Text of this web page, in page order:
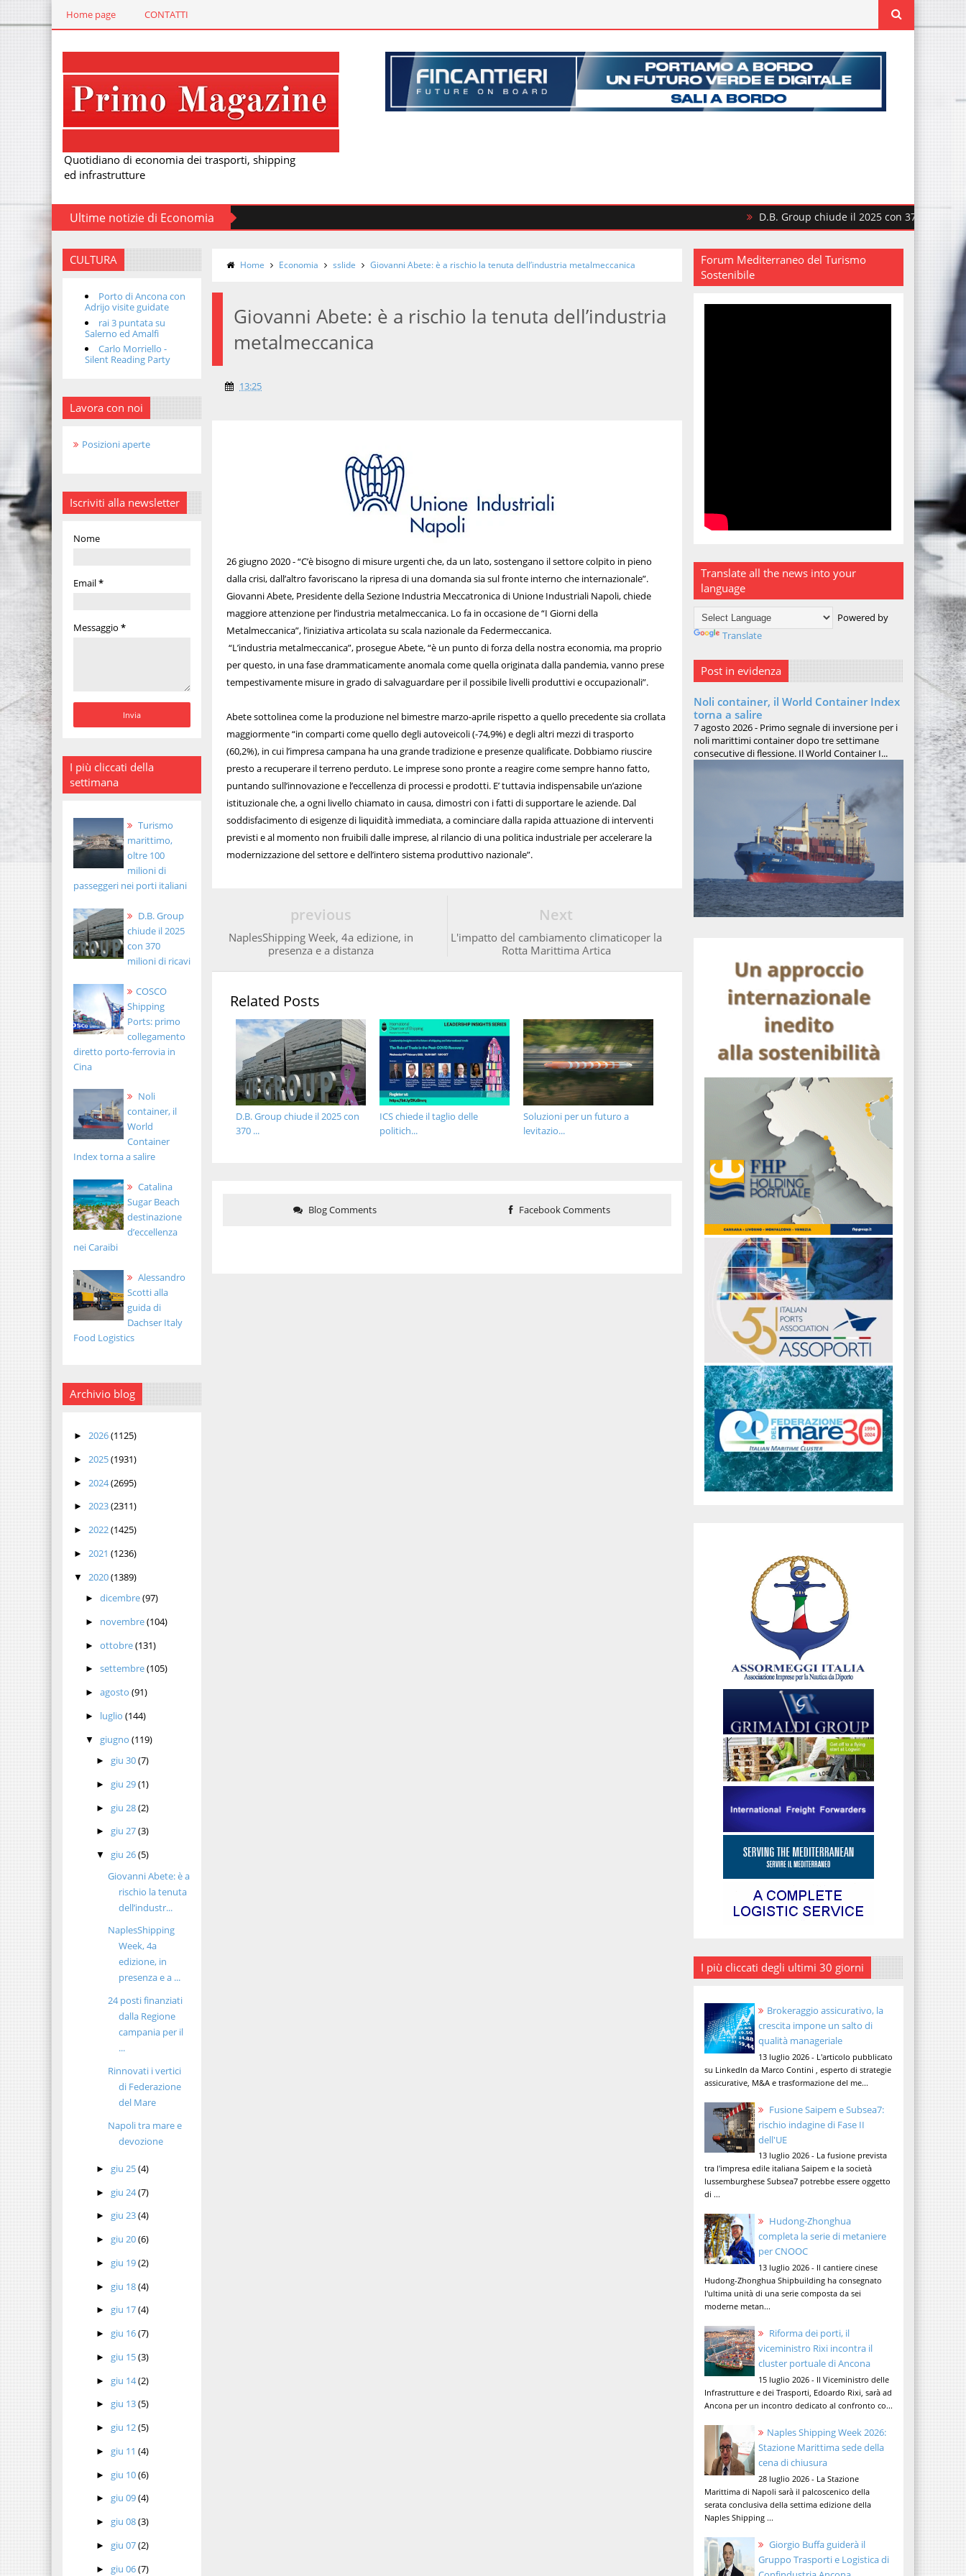
Home page CONTATTI
Quotidiano di economia dei trasporti, shipping
ed infrastrutture
Ultime notizie di Economia D.B. Group chiude il 2025 con 370 milioni di ricavi
CULTURA
Porto di Ancona con
Adrijo visite guidate
rai 3 puntata su
Salerno ed Amalfi
Carlo Morriello -
Silent Reading Party
Lavora con noi
Posizioni aperte
Iscriviti alla newsletter
Nome
Email*
Messaggio *
I più cliccati della
settimana
Turismo
marittimo,
oltre 100
milioni di
passeggeri nei porti italiani
D.B. Group
chiude il 2025
con 370
milioni di ricavi
COSCO
Shipping
Ports: primo
collegamento
diretto porto-ferrovia in
Cina
Noli
container, il
World
Container
Index torna a salire
Catalina
Sugar Beach
destinazione
d’eccellenza
nei Caraibi
Alessandro
Scotti alla
guida di
Dachser Italy
Food Logistics
Archivio blog
► 2026(1125)
► 2025(1931)
► 2024(2695)
► 2023(2311)
► 2022(1425)
► 2021 (1236)
▼ 2020(1389)
► dicembre(97)
► novembre(104)
► ottobre(131)
► settembre(105)
► agosto (91)
► luglio (144)
▼ giugno (119)
► giu 30(7)
► giu 29(1)
► giu 28(2)
► giu 27(3)
▼ giu 26(5)
Giovanni Abete: è a
rischio la tenuta
dell’industr...
NaplesShipping
Week, 4a
edizione, in
presenza e a ...
24 posti finanziati
dalla Regione
campania per il
...
Rinnovati i vertici
di Federazione
del Mare
Napoli tra mare e
devozione
► giu 25(4)
► giu 24(7)
► giu 23(4)
► giu 20(6)
► giu 19(2)
► giu 18(4)
► giu 17(4)
► giu 16(7)
► giu 15(3)
► giu 14(2)
► giu 13(5)
► giu 12(5)
► giu 11(4)
► giu 10(6)
► giu 09(4)
► giu 08(3)
► giu 07(2)
► giu 06(7)
Home Economia sslide Giovanni Abete: è a rischio la tenuta dell’industria metalmeccanica
Giovanni Abete: è a rischio la tenuta dell’industria
metalmeccanica
13:25
26 giugno 2020 - “C’è bisogno di misure urgenti che, da un lato, sostengano il settore colpito in pieno
dalla crisi, dall’altro favoriscano la ripresa di una domanda sia sul fronte interno che internazionale”.
Giovanni Abete, Presidente della Sezione Industria Meccatronica di Unione Industriali Napoli, chiede
maggiore attenzione per l’industria metalmeccanica. Lo fa in occasione de “I Giorni della
Metalmeccanica”, l’iniziativa articolata su scala nazionale da Federmeccanica.
“L’industria metalmeccanica”, prosegue Abete, “è un punto di forza della nostra economia, ma proprio
per questo, in una fase drammaticamente anomala come quella originata dalla pandemia, vanno prese
tempestivamente misure in grado di salvaguardare per il possibile livelli produttivi e occupazionali”.
Abete sottolinea come la produzione nel bimestre marzo-aprile rispetto a quello precedente sia crollata
maggiormente “in comparti come quello degli autoveicoli (-74,9%) e degli altri mezzi di trasporto
(60,2%), in cui l’impresa campana ha una grande tradizione e presenze qualificate. Dobbiamo riuscire
presto a recuperare il terreno perduto. Le imprese sono pronte a reagire come sempre hanno fatto,
puntando sull’innovazione e l’eccellenza di processi e prodotti. E’ tuttavia indispensabile un’azione
istituzionale che, a ogni livello chiamato in causa, dimostri con i fatti di supportare le aziende. Dal
soddisfacimento di esigenze di liquidità immediata, a cominciare dalla rapida attuazione di interventi
previsti e al momento non fruibili dalle imprese, al rilancio di una politica industriale per accelerare la
modernizzazione del settore e dell’intero sistema produttivo nazionale”.
Next
L'impatto del cambiamento climaticoper la
Rotta Marittima Artica
previous
NaplesShipping Week, 4a edizione, in
presenza e a distanza
Related Posts
Soluzioni per un futuro a
levitazio...
ICS chiede il taglio delle
politich...
D.B. Group chiude il 2025 con
370 ...
Blog Comments Facebook Comments
Forum Mediterraneo del Turismo
Sostenibile
Translate all the news into your
language
Powered by
Translate
Post in evidenza
Noli container, il World Container Index
torna a salire
7 agosto 2026 - Primo segnale di inversione per i
noli marittimi container dopo tre settimane
consecutive di flessione. Il World Container I...
I più cliccati degli ultimi 30 giorni
Brokeraggio assicurativo, la
crescita impone un salto di
qualità manageriale
13 luglio 2026 - L'articolo pubblicato
su LinkedIn da Marco Contini , esperto di strategie
assicurative, M&A e trasformazione del me...
Fusione Saipem e Subsea7:
rischio indagine di Fase II
dell'UE
13 luglio 2026 - La fusione prevista
tra l'impresa edile italiana Saipem e la società
lussemburghese Subsea7 potrebbe essere oggetto
di ...
Hudong-Zhonghua
completa la serie di metaniere
per CNOOC
13 luglio 2026 - Il cantiere cinese
Hudong-Zhonghua Shipbuilding ha consegnato
l'ultima unità di una serie composta da sei
moderne metan...
Riforma dei porti, il
viceministro Rixi incontra il
cluster portuale di Ancona
15 luglio 2026 - Il Viceministro delle
Infrastrutture e dei Trasporti, Edoardo Rixi, sarà ad
Ancona per un incontro dedicato al confronto co...
Naples Shipping Week 2026:
Stazione Marittima sede della
cena di chiusura
28 luglio 2026 - La Stazione
Marittima di Napoli sarà il palcoscenico della
serata conclusiva della settima edizione della
Naples Shipping ...
Giorgio Buffa guiderà il
Gruppo Trasporti e Logistica di